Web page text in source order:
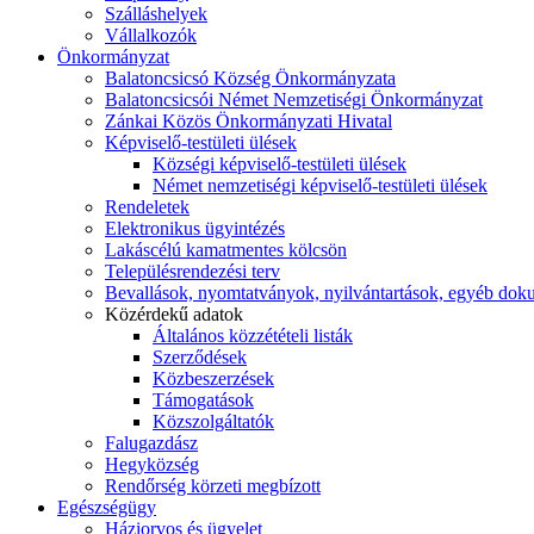
Szálláshelyek
Vállalkozók
Önkormányzat
Balatoncsicsó Község Önkormányzata
Balatoncsicsói Német Nemzetiségi Önkormányzat
Zánkai Közös Önkormányzati Hivatal
Képviselő-testületi ülések
Községi képviselő-testületi ülések
Német nemzetiségi képviselő-testületi ülések
Rendeletek
Elektronikus ügyintézés
Lakáscélú kamatmentes kölcsön
Településrendezési terv
Bevallások, nyomtatványok, nyilvántartások, egyéb
Közérdekű adatok
Általános közzétételi listák
Szerződések
Közbeszerzések
Támogatások
Közszolgáltatók
Falugazdász
Hegyközség
Rendőrség körzeti megbízott
Egészségügy
Háziorvos és ügyelet